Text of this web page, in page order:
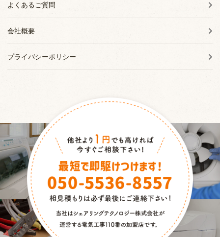
よくあるご質問
会社概要
プライバシーポリシー